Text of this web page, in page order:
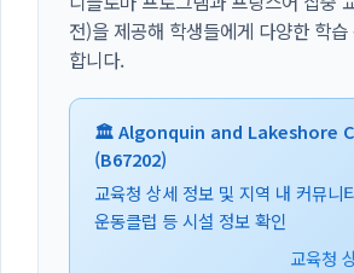
전)을 제공해 학생들에게 다양한 학
합니다.
🏛️ Algonquin and Lakeshore
(B67202)
교육청 상세 정보 및 지역 내 커뮤니
운동클럽 등 시설 정보 확인
교육청